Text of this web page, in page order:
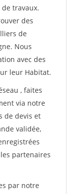
travaux.
des
de
Nous
avec des
leur Habitat.
, faites
via notre
de devis et
validée,
partenaires
par notre